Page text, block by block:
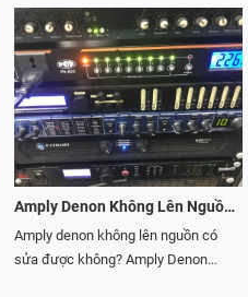
nên làm gì để khắc phục sự cố một
cách tốt nhất. Bài viết này sẽ được
Chánh Huy Audio chia sẻ những kiến
thức mà Chánh Huy Audio biết cho
người sử dụng. Biết được những
nguyên nhân dẫn đến tình trạng đó
và cách sửa amply mất vang nhại.
này nhé!
đến chất lượng âm thanh tốt nhất
trong bộ dàn. Tuy nhiên, để vang số
hoạt động tốt nhất chắn hẳn không
thể thiếu cục đẩy công suất. Đây
được xem là một cặp đôi hoàn hảo
cho bộ dàn âm thanh chuyên nghiệp.
Trong quá trình sử dụng lâu dài, sẽ
xảy ra tình trạng hư hỏng thiết bị. Vậy
cách sửa vang số như thế nào mang
đến hiệu quả nhất? Hãy cùng Chánh
Huy Audio tìm hiểu về cách sửa chữa
Amply Denon Không Lên Nguồn Và Cách Sửa Hiệu Quả
Amply denon không lên nguồn có
sửa được không? Amply Denon